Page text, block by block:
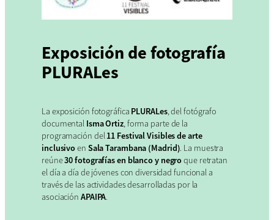
Exposición de fotografía
PLURALes
La exposición fotográfica PLURALes, del fotógrafo
documental Isma Ortiz, forma parte de la
programación del11 Festival Visibles de arte
inclusivoen Sala Tarambana (Madrid). La muestra
reúne30 fotografías en blanco y negroque retratan
el día a día de jóvenes con diversidad funcional a
través de las actividades desarrolladas por la
asociación APAIPA.